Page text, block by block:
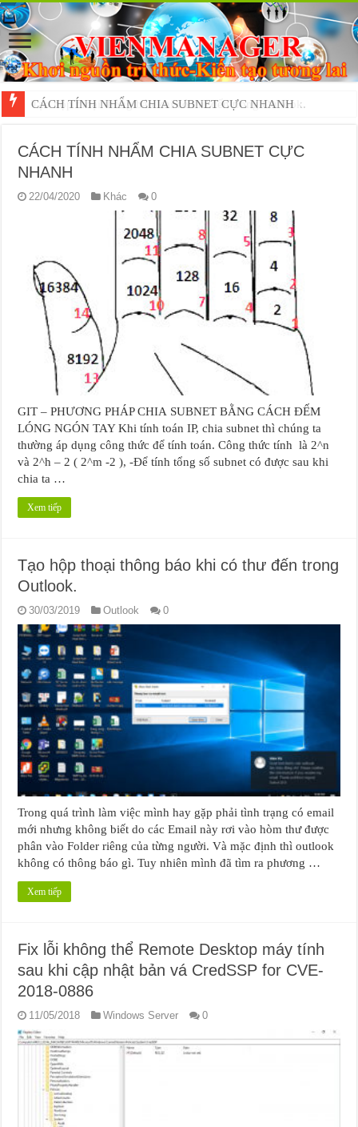
Tạo hộp thoại thông báo khi có thư đến trong Outlook.
CÁCH TÍNH NHẨM CHIA SUBNET CỰC
NHANH
22/04/2020 Khác 0
GIT – PHƯƠNG PHÁP CHIA SUBNET BẰNG CÁCH ĐẾM
LÓNG NGÓN TAY Khi tính toán IP, chia subnet thì chúng ta
thường áp dụng công thức để tính toán. Công thức tính là 2^n
và 2^h – 2 ( 2^m -2 ), -Để tính tổng số subnet có được sau khi
chia ta …
Xem tiếp
Tạo hộp thoại thông báo khi có thư đến trong
Outlook.
30/03/2019 Outlook 0
Trong quá trình làm việc mình hay gặp phải tình trạng có email
mới nhưng không biết do các Email này rơi vào hòm thư được
phân vào Folder riêng của từng người. Và mặc định thì outlook
không có thông báo gì. Tuy nhiên mình đã tìm ra phương …
Xem tiếp
Fix lỗi không thể Remote Desktop máy tính
sau khi cập nhật bản vá CredSSP for CVE-
2018-0886
11/05/2018 Windows Server 0